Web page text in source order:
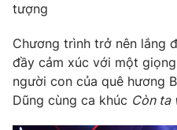
tượng
Chương trình trở nên lắng
đầy cảm xúc với một
người con của quê hương
Dũng cùng ca khúc Còn ta